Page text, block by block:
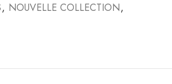
, NOUVELLE COLLECTION,